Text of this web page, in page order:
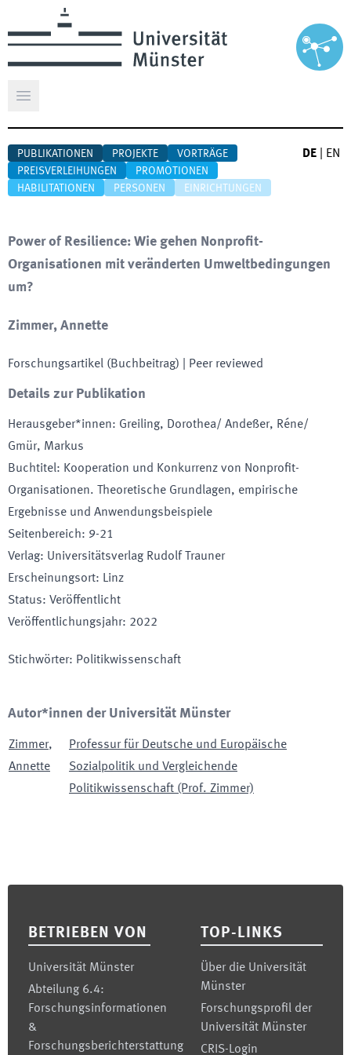
Hauptmenü öffnen
PUBLIKATIONEN PROJEKTE
VORTRÄGE
PREISVERLEIHUNGEN
PROMOTIONEN
HABILITATIONEN
PERSONEN EINRICHTUNGEN
DE EN
Power of Resilience: Wie gehen Nonprofit-
Organisationen mit veränderten Umweltbedingungen
um?
Zimmer, Annette
Forschungsartikel (Buchbeitrag) | Peer reviewed
Details zur Publikation
Herausgeber*innen: Greiling, Dorothea/ Andeßer, Réne/
Gmür, Markus
Buchtitel: Kooperation und Konkurrenz von Nonprofit-
Organisationen. Theoretische Grundlagen, empirische
Ergebnisse und Anwendungsbeispiele
Seitenbereich: 9-21
Verlag: Universitätsverlag Rudolf Trauner
Erscheinungsort: Linz
Status: Veröffentlicht
Veröffentlichungsjahr: 2022
Stichwörter: Politikwissenschaft
Autor*innen der Universität Münster
Zimmer,
Annette
Professur für Deutsche und Europäische
Sozialpolitik und Vergleichende
Politikwissenschaft (Prof. Zimmer)
BETRIEBEN VON
Universität Münster
Abteilung 6.4:
Forschungsinformationen
&
Forschungsberichterstattung
TOP-LINKS
Über die Universität
Münster
Forschungsprofil der
Universität Münster
CRIS-Login